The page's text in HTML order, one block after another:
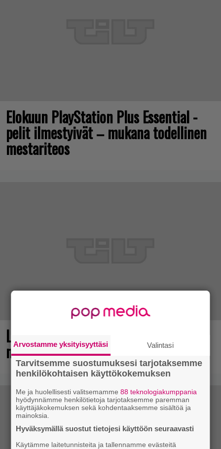
Elokuun PlayStation Plus Essential -
pelit ilmestyivät – mukana todellinen
mestariteos
Loistopeli Steamistä maksutta –
mutta pidä kiirettä lataamisen kanssa
Arvostamme yksityisyyttäsi Valintasi
Tarvitsemme suostumuksesi tarjotaksemme
henkilökohtaisen käyttökokemuksen
Me ja huolellisesti valitsemamme88 teknologiakumppania
hyödynnämme henkilötietoja tarjotaksemme paremman
käyttäjäkokemuksen sekä kohdentaaksemme sisältöä ja
mainoksia.
Hyväksymällä suostut tietojesi käyttöön seuraavasti
Käytämme laitetunnisteita ja tallennamme evästeitä